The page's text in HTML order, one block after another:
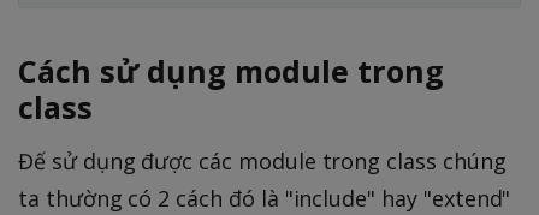
Cách sử dụng module trong
class
Đế sử dụng được các module trong class chúng
ta thường có 2 cách đó là "include" hay "extend"